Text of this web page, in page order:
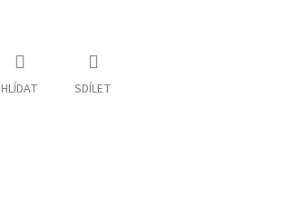
HLÍDAT SDÍLET